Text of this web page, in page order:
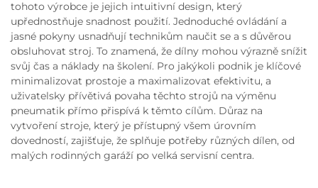
tohoto výrobce je jejich intuitivní design, který
upřednostňuje snadnost použití. Jednoduché ovládání a
jasné pokyny usnadňují technikům naučit se a s důvěrou
obsluhovat stroj. To znamená, že dílny mohou výrazně snížit
svůj čas a náklady na školení. Pro jakýkoli podnik je klíčové
minimalizovat prostoje a maximalizovat efektivitu, a
uživatelsky přívětivá povaha těchto strojů na výměnu
pneumatik přímo přispívá k těmto cílům. Důraz na
vytvoření stroje, který je přístupný všem úrovním
dovedností, zajišťuje, že splňuje potřeby různých dílen, od
malých rodinných garáží po velká servisní centra.